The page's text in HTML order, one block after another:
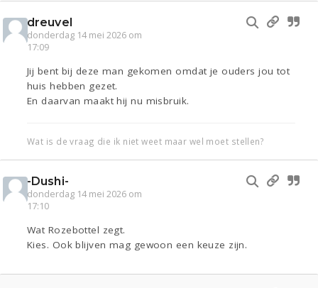
dreuvel
donderdag 14 mei 2026 om
17:09
Jij bent bij deze man gekomen omdat je ouders jou tot
huis hebben gezet.
En daarvan maakt hij nu misbruik.
Wat is de vraag die ik niet weet maar wel moet stellen?
-Dushi-
donderdag 14 mei 2026 om
17:10
Wat Rozebottel zegt.
Kies. Ook blijven mag gewoon een keuze zijn.